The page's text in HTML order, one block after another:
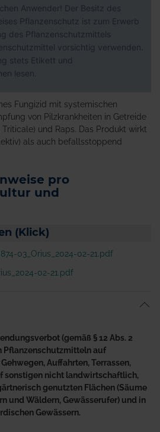
Anwender! Der Besitz des
Pflanzenschutz ist zum Erwerb
des Pflanzenschutzmittels
vorsichtig verwenden.
stets Etikett und
lesen.
Fungizid mit systemischen
von Pilzkrankheiten in Getreide
Triticale) und Raps. Das Produkt wirkt
als auch befallsstoppend
pro
und
(Klick)
03_Orius_2024-02-21.pdf
02-21.pdf
(gemäß § 12 Abs. 2
Pflanzenschutzmitteln auf
Auffahrten, Terrassen,
sonstigen nicht landwirtschaftlich,
genutzten Flächen (Säume
und Wäldern, Gewässerufer) und in
Gewässern.